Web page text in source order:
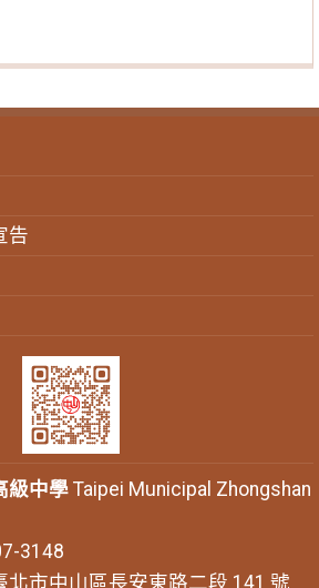
告
級中學Taipei Municipal Zhongshan
3148
北市中山區長安東路二段 141 號